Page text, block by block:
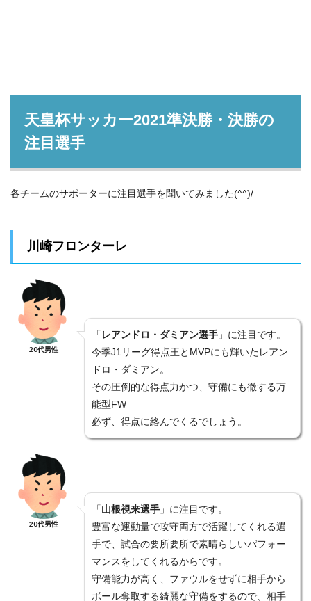
天皇杯サッカー2021準決勝・決勝の
注目選手
各チームのサポーターに注目選手を聞いてみました(^^)/
川崎フロンターレ
20代男性
「 レアンドロ・ダミアン選手 」に注目です。
今季J1リーグ得点王とMVPにも輝いたレアン
ドロ・ダミアン。
その圧倒的な得点力かつ、守備にも徹する万
能型FW
必ず、得点に絡んでくるでしょう。
20代男性
「山根視来選手 」に注目です。
豊富な運動量で攻守両方で活躍してくれる選
手で、試合の要所要所で素晴らしいパフォー
マンスをしてくれるからです。
守備能力が高く、ファウルをせずに相手から
ボール奪取する綺麗な守備をするので、相手